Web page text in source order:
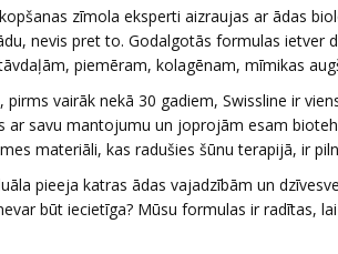
zīmola eksperti aizraujas ar ādas
nevis pret to. Godalgotās formulas ietver
piemēram, kolagēnam, mīmikas
pirms vairāk nekā 30 gadiem, Swissline ir
ar savu mantojumu un joprojām esam
materiāli, kas radušies šūnu terapijā, ir
pieeja katras ādas vajadzībām un
būt iecietīga? Mūsu formulas ir radītas,